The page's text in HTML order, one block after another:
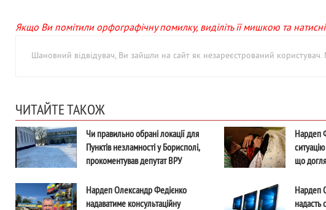
Якщо Ви помітили орфографічну помилку, виділіть її мишкою та
Шановний відвідувач, Ви зайшли на сайт як незареєстрований
ЧИТАЙТЕ ТАКОЖ
Чи правильно обрані локації для
Пунктів незламності у Борисполі,
прокоментував депутат ВРУ
Нардеп
що
Нардеп Олександр Федієнко
надаватиме консультаційну
Нардеп
надасть